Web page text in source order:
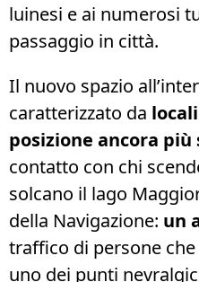
luinesi e ai numerosi
passaggio in città.
Il nuovo spazio
caratterizzato da
posizione ancora
contatto con chi
solcano il lago
della Navigazione: un
traffico di persone
uno dei punti